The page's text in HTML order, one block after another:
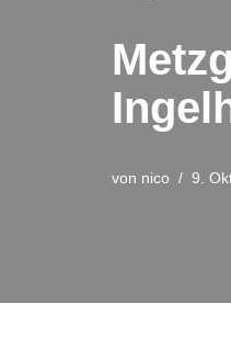
von nico 9.